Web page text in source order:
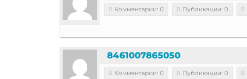
Комментарии: 0 Публикации: 0
8461007865050
Комментарии: 0 Публикации: 0